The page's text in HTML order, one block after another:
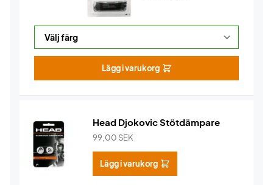
Lägg i varukorg
Head Djokovic Stötdämpare
99,00 SEK
Lägg i varukorg